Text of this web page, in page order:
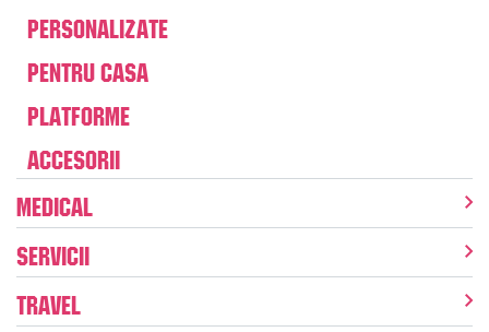
Personalizate
Pentru casa
Platforme
Accesorii
Medical
Servicii
Travel